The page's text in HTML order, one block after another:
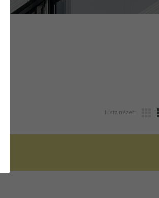
Lista nézet: